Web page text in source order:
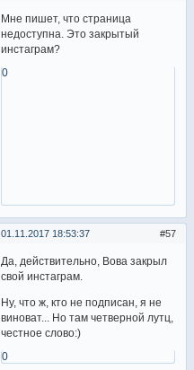
Мне пишет, что страница
недоступна. Это закрытый
инстаграм?
0
57
01.11.2017 18:53:37
Да, действительно, Вова закрыл
свой инстаграм.
Ну, что ж, кто не подписан, я не
виноват... Но там четверной лутц,
честное слово:)
0